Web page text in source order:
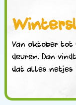
Van oktober tot
deuren. Dan
dat alles